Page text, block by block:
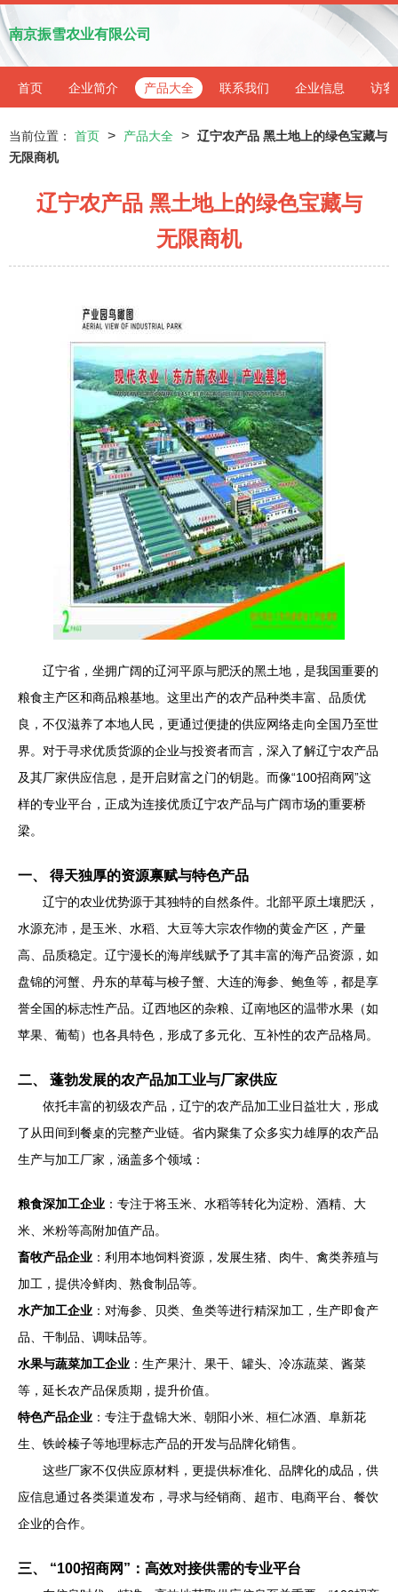
南京振雪农业有限公司
首页 企业简介 产品大全 联系我们 企业信息 访客
当前位置： 首页 > 产品大全 > 辽宁农产品 黑土地上的绿色宝藏与
无限商机
辽宁农产品 黑土地上的绿色宝藏与
无限商机
辽宁省，坐拥广阔的辽河平原与肥沃的黑土地，是我国重要的
粮食主产区和商品粮基地。这里出产的农产品种类丰富、品质优
良，不仅滋养了本地人民，更通过便捷的供应网络走向全国乃至世
界。对于寻求优质货源的企业与投资者而言，深入了解辽宁农产品
及其厂家供应信息，是开启财富之门的钥匙。而像“100招商网”这
样的专业平台，正成为连接优质辽宁农产品与广阔市场的重要桥
梁。
一、 得天独厚的资源禀赋与特色产品
辽宁的农业优势源于其独特的自然条件。北部平原土壤肥沃，
水源充沛，是玉米、水稻、大豆等大宗农作物的黄金产区，产量
高、品质稳定。辽宁漫长的海岸线赋予了其丰富的海产品资源，如
盘锦的河蟹、丹东的草莓与梭子蟹、大连的海参、鲍鱼等，都是享
誉全国的标志性产品。辽西地区的杂粮、辽南地区的温带水果（如
苹果、葡萄）也各具特色，形成了多元化、互补性的农产品格局。
二、 蓬勃发展的农产品加工业与厂家供应
依托丰富的初级农产品，辽宁的农产品加工业日益壮大，形成
了从田间到餐桌的完整产业链。省内聚集了众多实力雄厚的农产品
生产与加工厂家，涵盖多个领域：
粮食深加工企业 ：专注于将玉米、水稻等转化为淀粉、酒精、大
米、米粉等高附加值产品。
畜牧产品企业 ：利用本地饲料资源，发展生猪、肉牛、禽类养殖与
加工，提供冷鲜肉、熟食制品等。
水产加工企业 ：对海参、贝类、鱼类等进行精深加工，生产即食产
品、干制品、调味品等。
水果与蔬菜加工企业 ：生产果汁、果干、罐头、冷冻蔬菜、酱菜
等，延长农产品保质期，提升价值。
特色产品企业 ：专注于盘锦大米、朝阳小米、桓仁冰酒、阜新花
生、铁岭榛子等地理标志产品的开发与品牌化销售。
这些厂家不仅供应原材料，更提供标准化、品牌化的成品，供
应信息通过各类渠道发布，寻求与经销商、超市、电商平台、餐饮
企业的合作。
三、 “100招商网”：高效对接供需的专业平台